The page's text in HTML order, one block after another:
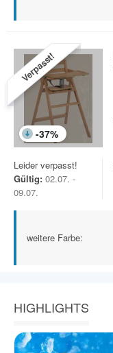
Verpasst!
-37%
Leider verpasst!
Gültig: 02.07. -
09.07.
weitere Farbe:
HIGHLIGHTS